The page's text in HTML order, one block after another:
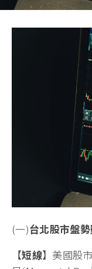
(一)台北股市盤
【短線】美國股